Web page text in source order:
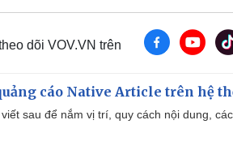
dõi VOV.VN trên
cáo Native Article trên hệ
sau để nắm vị trí, quy cách nội dung,